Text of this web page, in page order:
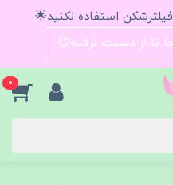
استفاده نکنید🌟
تا از دستت نرفته😍
0